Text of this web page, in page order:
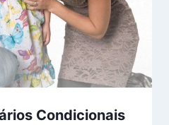
Condicionais